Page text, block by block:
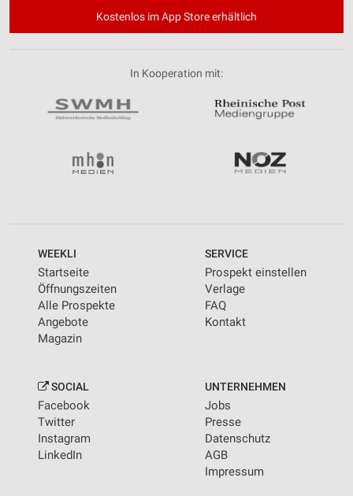
Kostenlos im App Store erhältlich
In Kooperation mit:
WEEKLI
Startseite
Öffnungszeiten
Alle Prospekte
Angebote
Magazin
SERVICE
Prospekt einstellen
Verlage
FAQ
Kontakt
SOCIAL
Facebook
Twitter
Instagram
LinkedIn
UNTERNEHMEN
Jobs
Presse
Datenschutz
AGB
Impressum